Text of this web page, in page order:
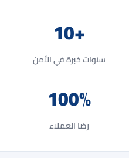
+10
سنوات خبرة في الأمن
100%
رضا العملاء